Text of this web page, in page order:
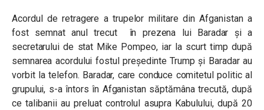
Acordul de retragere a trupelor militare din Afganistan a
fost semnat anul trecut în prezena lui Baradar și a
secretarului de stat Mike Pompeo, iar la scurt timp după
semnarea acordului fostul președinte Trump și Baradar au
vorbit la telefon. Baradar, care conduce comitetul politic al
grupului, s-a întors în Afganistan săptămâna trecută, după
ce talibanii au preluat controlul asupra Kabulului, după 20